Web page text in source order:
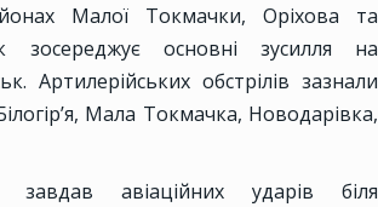
Малої Токмачки, Оріхова та
зосереджує основні зусилля на
Артилерійських обстрілів зазнали
Мала Токмачка, Новодарівка,
авіаційних ударів біля